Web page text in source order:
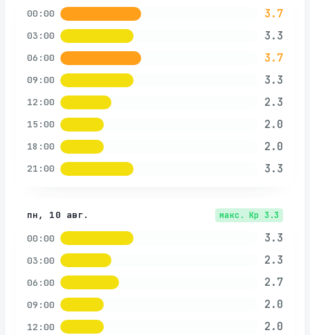
00:00 3.7
03:00 3.3
06:00 3.7
09:00 3.3
12:00 2.3
15:00 2.0
18:00 2.0
21:00 3.3
пн, 10 авг. макс. Kp 3.3
00:00 3.3
03:00 2.3
06:00 2.7
09:00 2.0
12:00 2.0